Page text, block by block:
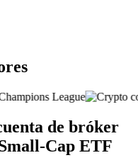
de bróker
Cap ETF